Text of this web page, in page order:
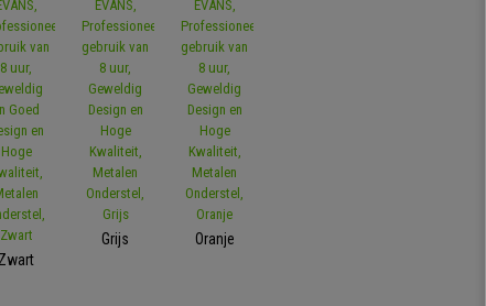
Zwart
Grijs Oranje